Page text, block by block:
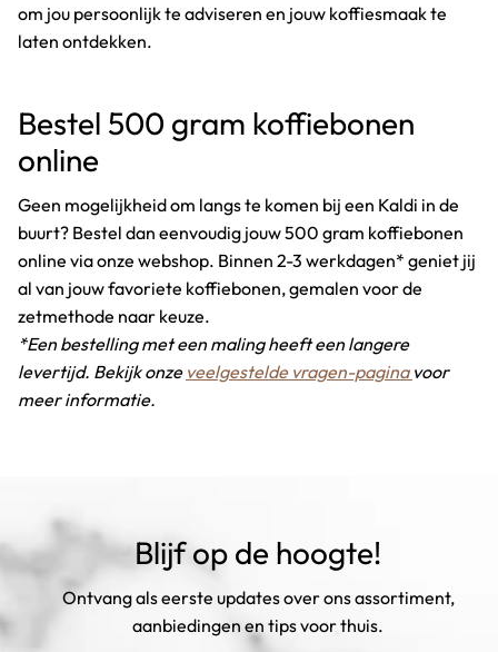
om jou persoonlijk te adviseren en jouw koffiesmaak te
laten ontdekken.
Bestel 500 gram koffiebonen
online
Geen mogelijkheid om langs te komen bij een Kaldi in de
buurt? Bestel dan eenvoudig jouw 500 gram koffiebonen
online via onze webshop. Binnen 2-3 werkdagen* geniet jij
al van jouw favoriete koffiebonen, gemalen voor de
zetmethode naar keuze.
*Een bestelling met een maling heeft een langere
levertijd. Bekijk onze veelgestelde vragen-pagina voor
meer informatie.
Blijf op de hoogte!
Ontvang als eerste updates over ons assortiment,
aanbiedingen en tips voor thuis.